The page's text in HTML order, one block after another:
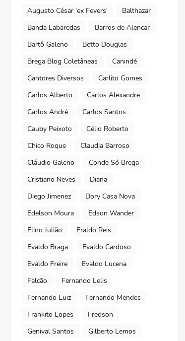
Augusto César 'ex Fevers'
Balthazar
Banda Labaredas
Barros de Alencar
Bartô Galeno
Betto Douglas
Brega Blog Coletâneas
Canindé
Cantores Diversos
Carlito Gomes
Carlos Alberto
Carlos Alexandre
Carlos André
Carlos Santos
Cauby Peixoto
Célio Roberto
Chico Roque
Claudia Barroso
Cláudio Galeno
Conde Só Brega
Cristiano Neves
Diana
Diego Jimenez
Dory Casa Nova
Edelson Moura
Edson Wander
Elino Julião
Eraldo Reis
Evaldo Braga
Evaldo Cardoso
Evaldo Freire
Evaldo Lucena
Falcão
Fernando Lelis
Fernando Luiz
Fernando Mendes
Frankito Lopes
Fredson
Genival Santos
Gilberto Lemos